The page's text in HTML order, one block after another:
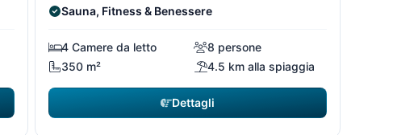
Sauna, Fitness & Benessere
4 Camere da letto
8 persone
350 m²
4.5 km alla spiaggia
Dettagli